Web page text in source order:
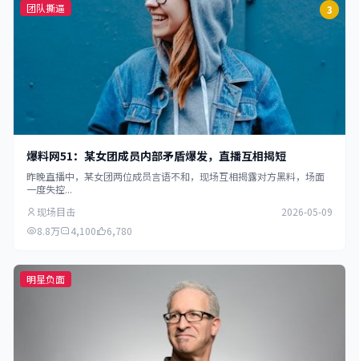
团队撕逼 3
爆料网51：某女团成员内部矛盾爆发，直播互相揭短
昨晚直播中，某女团两位成员言语不和，现场互相揭露对方黑料，场面
一度失控...
现场目击
2026-05-09
8.8万
4,100 6,780
明星负面